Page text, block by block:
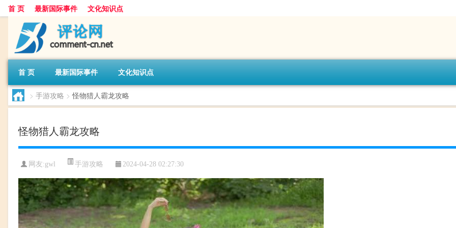
首 页 最新国际事件 文化知识点
首 页 最新国际事件 文化知识点
> 手游攻略 > 怪物猎人霸龙攻略
怪物猎人霸龙攻略
网友:gwl 手游攻略 2024-04-28 02:27:30